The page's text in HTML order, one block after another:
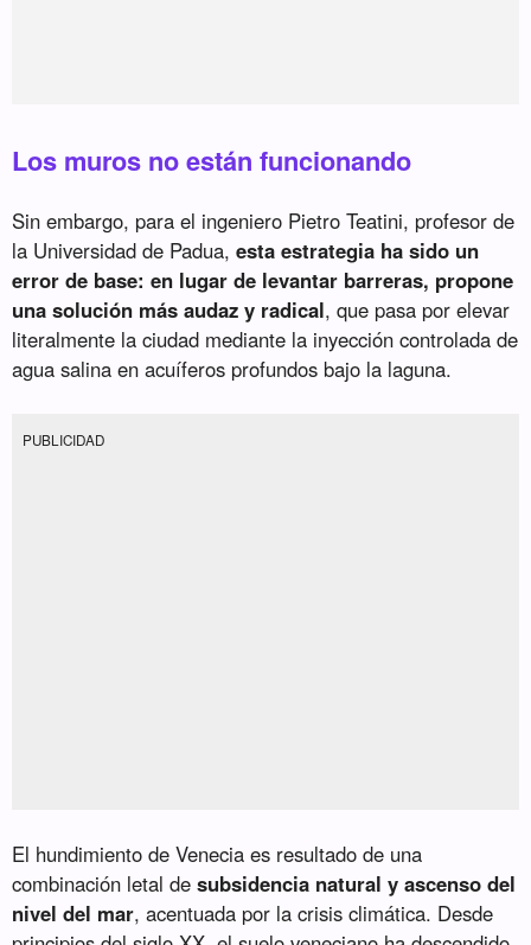
Los muros no están funcionando
Sin embargo, para el ingeniero Pietro Teatini, profesor de
la Universidad de Padua, esta estrategia ha sido un
error de base: en lugar de levantar barreras, propone
una solución más audaz y radical, que pasa por elevar
literalmente la ciudad mediante la inyección controlada de
agua salina en acuíferos profundos bajo la laguna.
PUBLICIDAD
El hundimiento de Venecia es resultado de una
combinación letal desubsidencia natural y ascenso del
nivel del mar, acentuada por la crisis climática. Desde